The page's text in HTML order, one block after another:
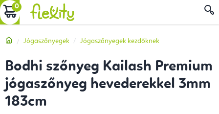
Ugrás
a
tartalomhoz
KOSÁR
Kezdőlap
Jógaszőnyegek Jógaszőnyegek kezdőknek
Bodhi szőnyeg Kailash Premium
jógaszőnyeg hevederekkel 3mm
183cm